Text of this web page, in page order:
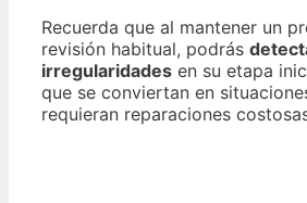
Recuerda que al mantener un
revisión habitual, podrás
irregularidades en su etapa
que se conviertan en
requieran reparaciones